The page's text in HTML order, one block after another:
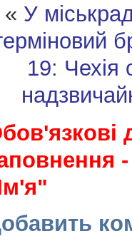
« У
19: Чехія